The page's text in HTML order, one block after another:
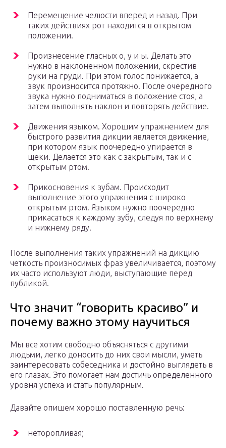
Перемещение челюсти вперед и назад. При
таких действиях рот находится в открытом
положении.
Произнесение гласных о, у и ы. Делать это
нужно в наклоненном положении, скрестив
руки на груди. При этом голос понижается, а
звук произносится протяжно. После очередного
звука нужно подниматься в положение стоя, а
затем выполнять наклон и повторять действие.
Движения языком. Хорошим упражнением для
быстрого развития дикции является движение,
при котором язык поочередно упирается в
щеки. Делается это как с закрытым, так и с
открытым ртом.
Прикосновения к зубам. Происходит
выполнение этого упражнения с широко
открытым ртом. Языком нужно поочередно
прикасаться к каждому зубу, следуя по верхнему
и нижнему ряду.
После выполнения таких упражнений на дикцию
четкость произносимых фраз увеличивается, поэтому
их часто используют люди, выступающие перед
публикой.
Что значит “говорить красиво” и
почему важно этому научиться
Мы все хотим свободно объясняться с другими
людьми, легко доносить до них свои мысли, уметь
заинтересовать собеседника и достойно выглядеть в
его глазах. Это помогает нам достичь определенного
уровня успеха и стать популярным.
Давайте опишем хорошо поставленную речь:
неторопливая;